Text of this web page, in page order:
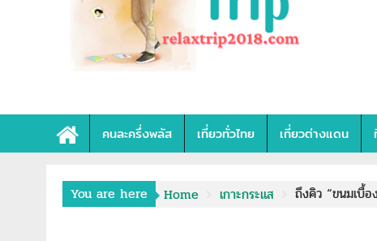
คนละครึ่งพลัส เที่ยวทั่วไทย เที่ยวต่างแดน
You are here Home เกาะกระแส ถึงคิว “ขนมเบื้อ